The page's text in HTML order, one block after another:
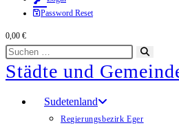
springenPassword Reset
0,00 €
Diese
Website
durchsuchen
starten
Städte und
Sudetenland
Regierungsbezirk Eger